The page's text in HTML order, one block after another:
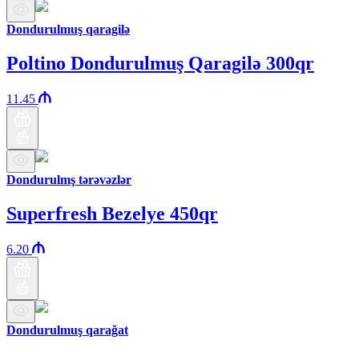
Dondurulmuş qaragilə
Poltino Dondurulmuş Qaragilə 300qr
11.45
Dondurulmş tərəvəzlər
Superfresh Bezelye 450qr
6.20
Dondurulmuş qarağat